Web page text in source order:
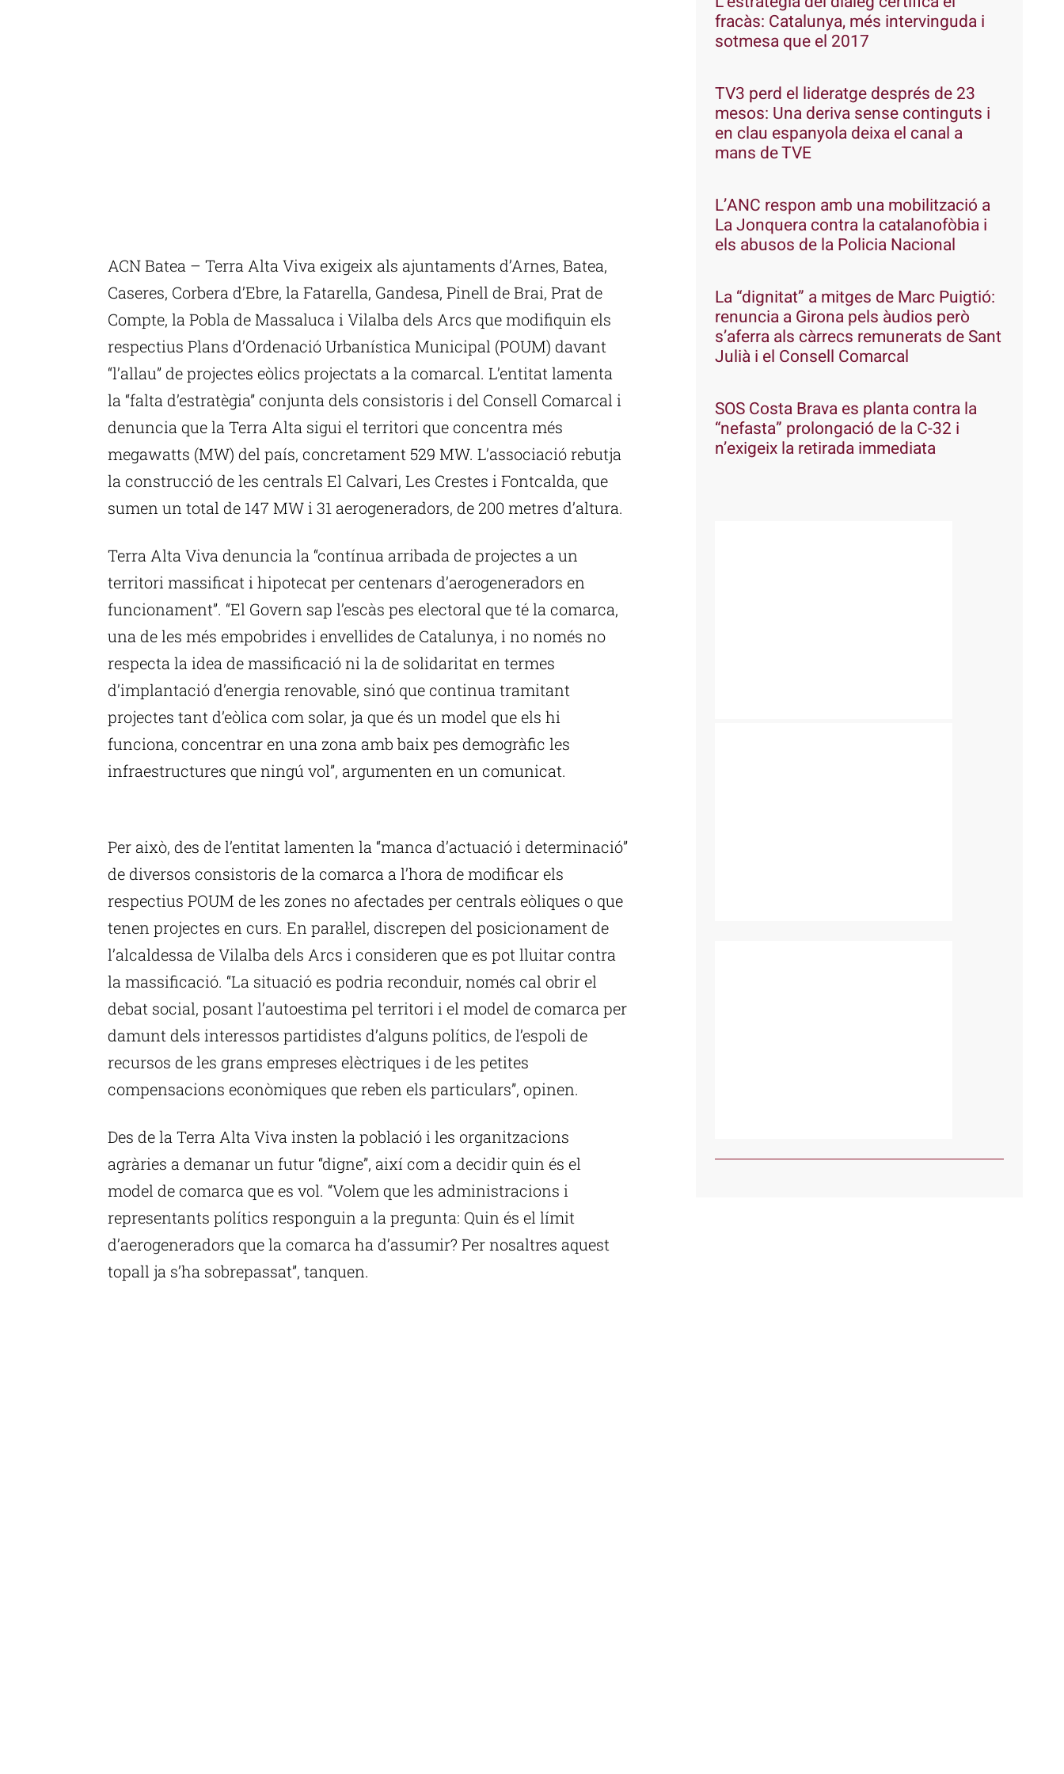
ACN Batea – Terra Alta Viva exigeix als ajuntaments d’Arnes, Batea,
Caseres, Corbera d’Ebre, la Fatarella, Gandesa, Pinell de Brai, Prat de
Compte, la Pobla de Massaluca i Vilalba dels Arcs que modifiquin els
respectius Plans d’Ordenació Urbanística Municipal (POUM) davant
“l’allau” de projectes eòlics projectats a la comarcal. L’entitat lamenta
la “falta d’estratègia” conjunta dels consistoris i del Consell Comarcal i
denuncia que la Terra Alta sigui el territori que concentra més
megawatts (MW) del país, concretament 529 MW. L’associació rebutja
la construcció de les centrals El Calvari, Les Crestes i Fontcalda, que
sumen un total de 147 MW i 31 aerogeneradors, de 200 metres d’altura.
Terra Alta Viva denuncia la “contínua arribada de projectes a un
territori massificat i hipotecat per centenars d’aerogeneradors en
funcionament”. “El Govern sap l’escàs pes electoral que té la comarca,
una de les més empobrides i envellides de Catalunya, i no només no
respecta la idea de massificació ni la de solidaritat en termes
d’implantació d’energia renovable, sinó que continua tramitant
projectes tant d’eòlica com solar, ja que és un model que els hi
funciona, concentrar en una zona amb baix pes demogràfic les
infraestructures que ningú vol”, argumenten en un comunicat.
Per això, des de l’entitat lamenten la “manca d’actuació i determinació”
de diversos consistoris de la comarca a l’hora de modificar els
respectius POUM de les zones no afectades per centrals eòliques o que
tenen projectes en curs. En paral·lel, discrepen del posicionament de
l’alcaldessa de Vilalba dels Arcs i consideren que es pot lluitar contra
la massificació. “La situació es podria reconduir, només cal obrir el
debat social, posant l’autoestima pel territori i el model de comarca per
damunt dels interessos partidistes d’alguns polítics, de l’espoli de
recursos de les grans empreses elèctriques i de les petites
compensacions econòmiques que reben els particulars”, opinen.
Des de la Terra Alta Viva insten la població i les organitzacions
agràries a demanar un futur “digne”, així com a decidir quin és el
model de comarca que es vol. “Volem que les administracions i
representants polítics responguin a la pregunta: Quin és el límit
d’aerogeneradors que la comarca ha d’assumir? Per nosaltres aquest
topall ja s’ha sobrepassat”, tanquen.
fracàs: Catalunya, més intervinguda i
sotmesa que el 2017
TV3 perd el lideratge després de 23
mesos: Una deriva sense continguts i
en clau espanyola deixa el canal a
mans de TVE
L’ANC respon amb una mobilització a
La Jonquera contra la catalanofòbia i
els abusos de la Policia Nacional
La “dignitat” a mitges de Marc Puigtió:
renuncia a Girona pels àudios però
s’aferra als càrrecs remunerats de Sant
Julià i el Consell Comarcal
SOS Costa Brava es planta contra la
“nefasta” prolongació de la C-32 i
n’exigeix la retirada immediata